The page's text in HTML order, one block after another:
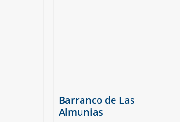
Barranco de Las
Almunias